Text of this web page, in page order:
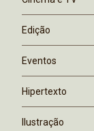
Edição
Eventos
Hipertexto
Ilustração